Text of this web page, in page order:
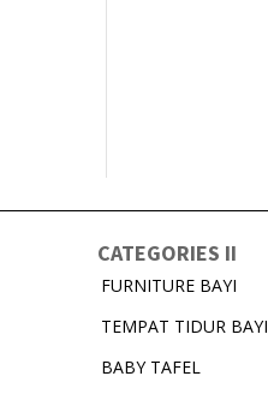
CATEGORIES II
FURNITURE BAYI
TEMPAT TIDUR BAYI
BABY TAFEL